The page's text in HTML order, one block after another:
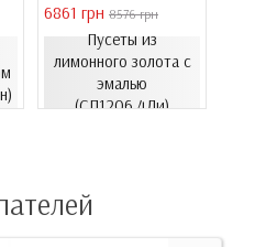
6861 грн 8576 грн
Пусеты из
лимонного золота с
эмалью
(СП1206.4Ли)